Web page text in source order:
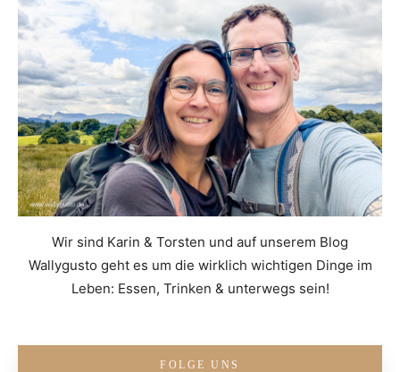
Wir sind Karin & Torsten und auf unserem Blog
Wallygusto geht es um die wirklich wichtigen Dinge im
Leben: Essen, Trinken & unterwegs sein!
FOLGE UNS